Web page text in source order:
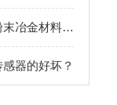
粉末冶金密度计浅析粉末冶金材料类别
器的好坏？